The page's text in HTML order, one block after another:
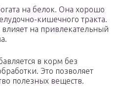
на белок. Она хорошо
кишечного тракта.
влияет на привлекательный
в корм без
Это позволяет
полезных веществ.